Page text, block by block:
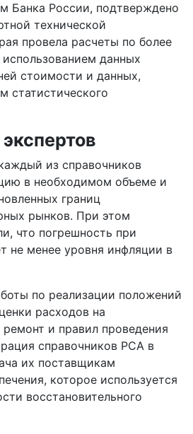
Банка России, подтверждено
технической
провела расчеты по более
данных
стоимости и данных,
статистического
из справочников
в необходимом объеме и
границ
рынков. При этом
что погрешность при
не менее уровня инфляции в
по реализации положений
расходов на
и правил проведения
справочников РСА в
их поставщикам
которое используется
восстановительного